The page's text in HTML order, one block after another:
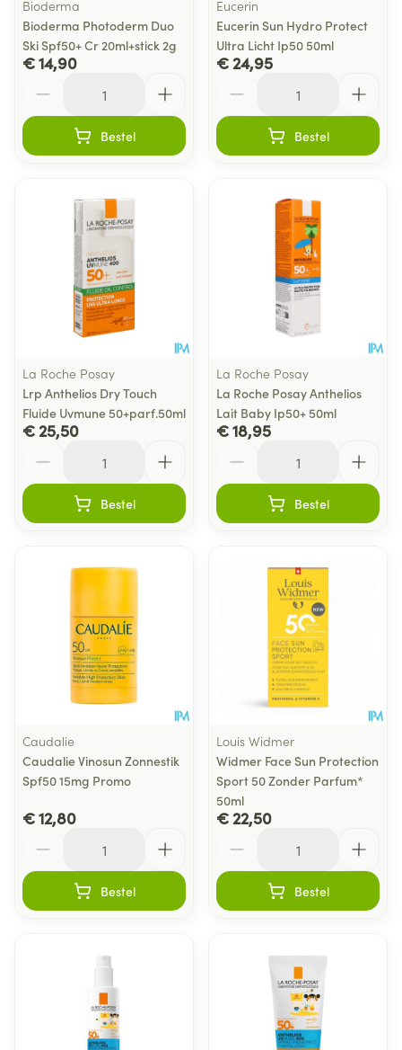
Bioderma
Bioderma Photoderm Duo
Ski Spf50+ Cr 20ml+stick 2g
€ 14,90
Bestel
Eucerin
Eucerin Sun Hydro Protect
Ultra Licht Ip50 50ml
€ 24,95
Bestel
La Roche Posay
Lrp Anthelios Dry Touch
Fluide Uvmune 50+parf.50ml
€ 25,50
Bestel
La Roche Posay
La Roche Posay Anthelios
Lait Baby Ip50+ 50ml
€ 18,95
Bestel
Caudalie
Caudalie Vinosun Zonnestik
Spf50 15mg Promo
€ 12,80
Bestel
Louis Widmer
Widmer Face Sun Protection
Sport 50 Zonder Parfum*
50ml
€ 22,50
Bestel